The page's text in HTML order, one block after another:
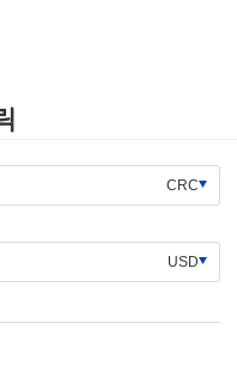
CRC
USD
2024년 2분기를 목표로 주
트너십을 추진하고 있으며, 이
의 시장 내 입지를 강화
었으며, 공식 로드맵과 커뮤니
터링되고 있습니다.
요?
장 솔루션을 통해 차별화되
CraftCoin이 초당 수천 건의